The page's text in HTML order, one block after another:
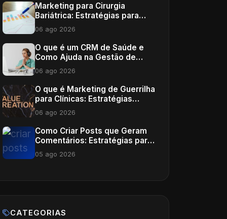
Marketing para Cirurgia
Bariátrica: Estratégias para
Potencializar Sua Clínica
06 ago 2026
O que é um CRM de Saúde e
Como Ajuda na Gestão de
Clínicas
06 ago 2026
O que é Marketing de Guerrilha
para Clínicas: Estratégias
Inovadoras
06 ago 2026
Como Criar Posts que Geram
Comentários: Estratégias para
Médicos
05 ago 2026
CATEGORIAS